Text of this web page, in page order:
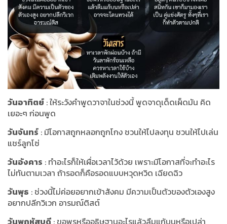
วันอาทิตย์ : ให้ระวังคำพูดวาจาในช่วงนี้ พูดจาดุเด็ดเผ็ดมัน คิด
เยอะๆ ก่อนพูด
วันจันทร์ : มีโอกาสถูกหลอกถูกโกง ชวนให้ไปลงทุน ชวนให้ไปเล่น
แชร์ลูกโซ่
วันอังคาร : ทำอะไรก็ให้เผื่อเวลาไว้ด้วย เพราะมีโอกาสที่จะทำอะไร
ไม่ทันตามเวลา ถ้ารอดก็คือรอดแบบหวุดหวิด เฉียดฉิว
วันพุธ : ช่วงนี้ไม่ค่อยอยากเข้าสังคม มีความเป็นตัวของตัวเองสูง
อยากปลีกวิเวก อารมณ์ติสต์